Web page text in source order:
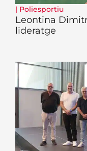
| Poliesportiu
Leontina
lideratge